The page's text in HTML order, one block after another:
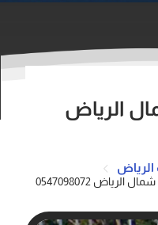
الرياض
0547098072